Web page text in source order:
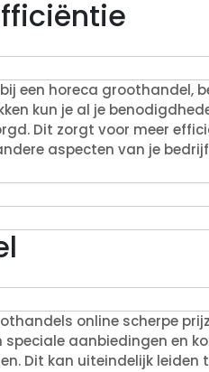
een horeca groothandel,
kun je al je
Dit zorgt voor meer
aspecten van je
online scherpe
aanbiedingen en
Dit kan uiteindelijk